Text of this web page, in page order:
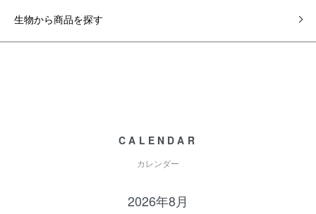
生物から商品を探す
CALENDAR
カレンダー
2026年8月